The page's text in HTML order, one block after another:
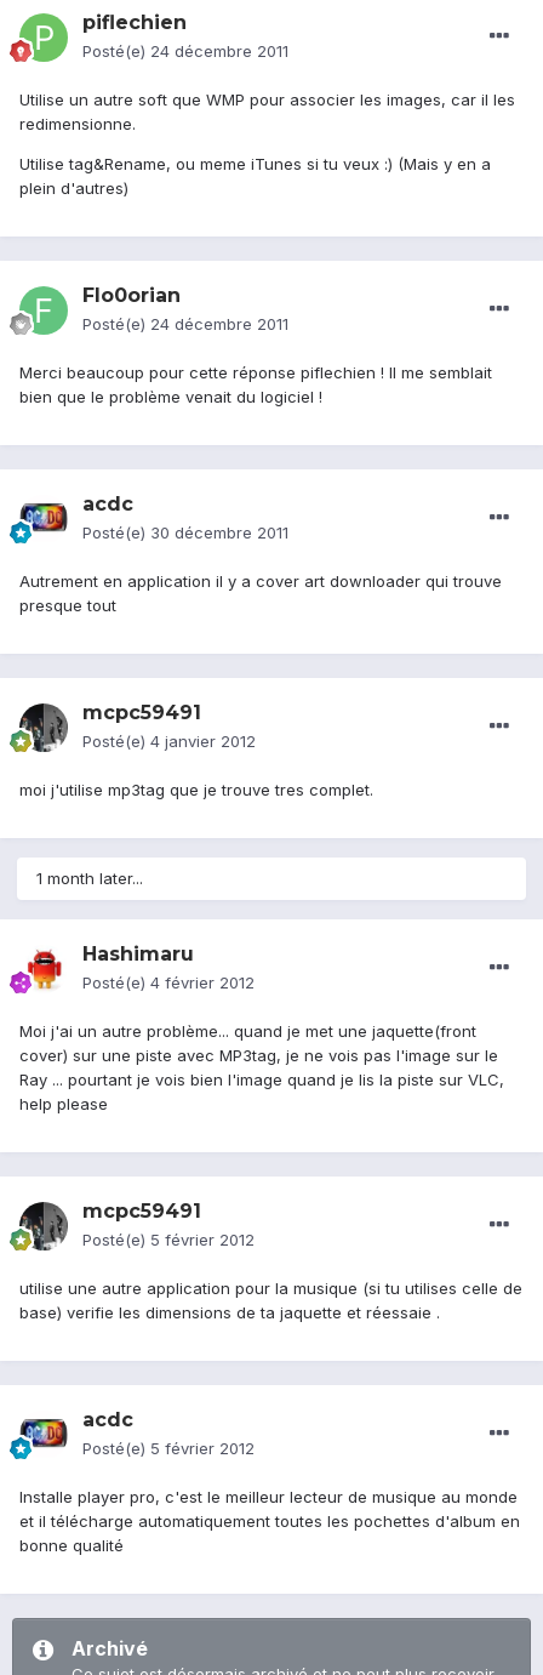
piflechien
Posté(e) 24 décembre 2011
Utilise un autre soft que WMP pour associer les images, car il les
redimensionne.
Utilise tag&Rename, ou meme iTunes si tu veux :) (Mais y en a
plein d'autres)
Flo0orian
Posté(e) 24 décembre 2011
Merci beaucoup pour cette réponse piflechien ! Il me semblait
bien que le problème venait du logiciel !
acdc
Posté(e) 30 décembre 2011
Autrement en application il y a cover art downloader qui trouve
presque tout
mcpc59491
Posté(e) 4 janvier 2012
moi j'utilise mp3tag que je trouve tres complet.
1 month later...
Hashimaru
Posté(e) 4 février 2012
Moi j'ai un autre problème... quand je met une jaquette(front
cover) sur une piste avec MP3tag, je ne vois pas l'image sur le
Ray ... pourtant je vois bien l'image quand je lis la piste sur VLC,
help please
mcpc59491
Posté(e) 5 février 2012
utilise une autre application pour la musique (si tu utilises celle de
base) verifie les dimensions de ta jaquette et réessaie .
acdc
Posté(e) 5 février 2012
Installe player pro, c'est le meilleur lecteur de musique au monde
et il télécharge automatiquement toutes les pochettes d'album en
bonne qualité
Archivé